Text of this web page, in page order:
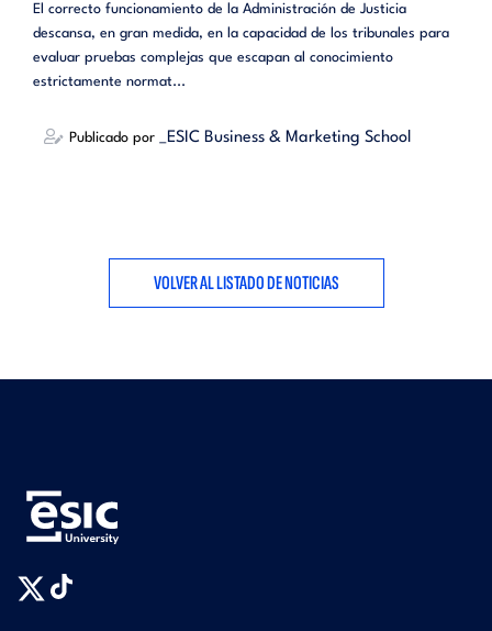
El correcto funcionamiento de la Administración de Justicia
descansa, en gran medida, en la capacidad de los tribunales para
evaluar pruebas complejas que escapan al conocimiento
estrictamente normat...
Publicado por _ESIC Business & Marketing School
VOLVER AL LISTADO DE NOTICIAS